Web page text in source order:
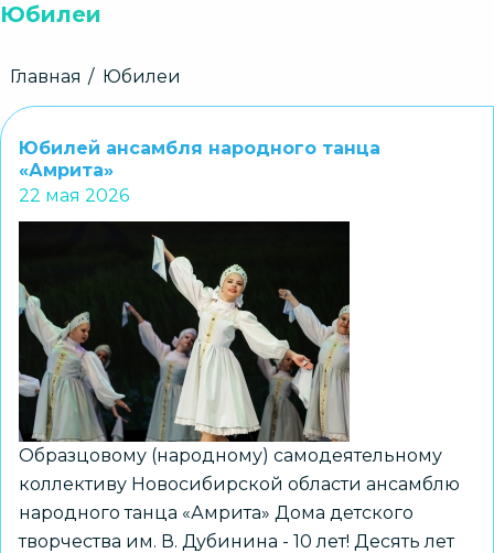
Юбилеи
Строка
Главная Юбилеи
Юбилей ансамбля народного танца
«Амрита»
22 мая 2026
Образцовому (народному) самодеятельному
коллективу Новосибирской области ансамблю
народного танца «Амрита» Дома детского
творчества им. В. Дубинина - 10 лет! Десять лет